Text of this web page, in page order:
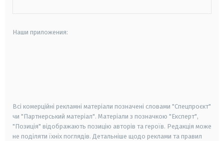
Наши приложения:
Всі комерційні рекламні матеріали позначені словами "Спецпроєкт"
чи "Партнерський матеріал". Матеріали з позначкою "Експерт",
"Позиція" відображають позицію авторів та героїв. Редакція може
не поділяти їхніх поглядів. Детальніше щодо реклами та правил